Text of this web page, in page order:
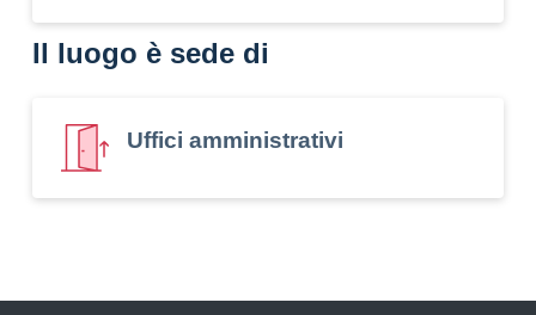
Il luogo è sede di
Uffici amministrativi